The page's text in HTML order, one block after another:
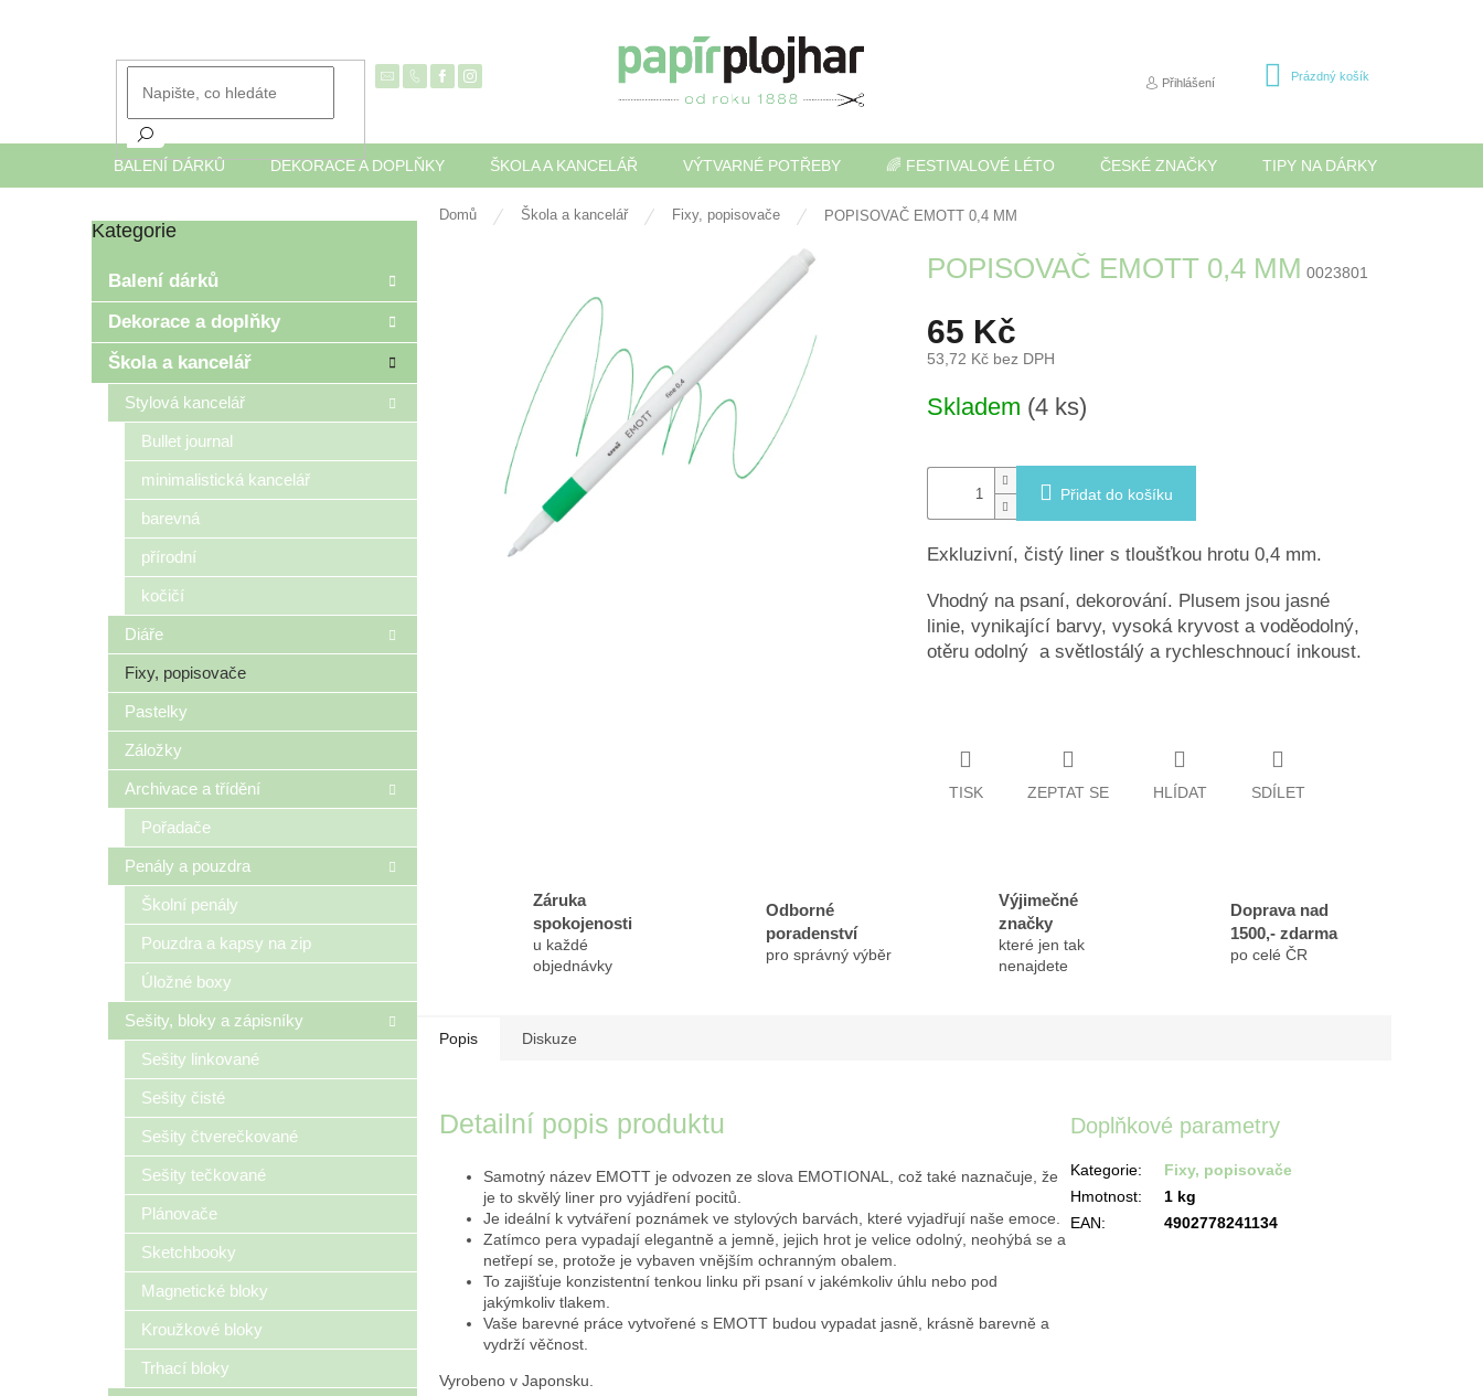
Přihlášení
NÁKUPNÍ
Prázdný košík
BALENÍ DÁRKŮ DEKORACE A DOPLŇKY ŠKOLA A KANCELÁŘ VÝTVARNÉ POTŘEBY 🌈 FESTIVALOVÉ LÉTO ČESKÉ ZNAČKY TIPY NA DÁRKY
Domů Škola a kancelář Fixy, popisovače POPISOVAČ EMOTT 0,4 MM
P
r
n
Přeskočit
Kategorie
Balení dárků
Dekorace a doplňky
Škola a kancelář
Stylová kancelář
Bullet journal
minimalistická kancelář
barevná
přírodní
kočičí
Diáře
Fixy, popisovače
Pastelky
Záložky
Archivace a třídění
Pořadače
Penály a pouzdra
Školní penály
Pouzdra a kapsy na zip
Úložné boxy
Sešity, bloky a zápisníky
Sešity linkované
Sešity čisté
Sešity čtverečkované
Sešity tečkované
Plánovače
Sketchbooky
Magnetické bloky
Kroužkové bloky
Trhací bloky
POPISOVAČ EMOTT 0,4 MM 0023801
65 Kč
53,72 Kč bez DPH
cena:
Skladem (4 ks)
Přidat do košíku
Exkluzivní, čistý liner s tloušťkou hrotu 0,4 mm.
Vhodný na psaní, dekorování. Plusem jsou jasné
linie, vynikající barvy, vysoká kryvost a voděodolný,
otěru odolný a světlostálý a rychleschnoucí inkoust.
TISK ZEPTAT SE HLÍDAT SDÍLET
Záruka
spokojenosti
u každé
objednávky
Odborné
poradenství
pro správný výběr
Výjimečné
značky
které jen tak
nenajdete
Doprava nad
1500,- zdarma
po celé ČR
Popis Diskuze
Detailní popis produktu
Samotný název EMOTT je odvozen ze slova EMOTIONAL, což také naznačuje, že
je to skvělý liner pro vyjádření pocitů.
Je ideální k vytváření poznámek ve stylových barvách, které vyjadřují naše emoce.
Zatímco pera vypadají elegantně a jemně, jejich hrot je velice odolný, neohýbá se a
netřepí se, protože je vybaven vnějším ochranným obalem.
To zajišťuje konzistentní tenkou linku při psaní v jakémkoliv úhlu nebo pod
jakýmkoliv tlakem.
Vaše barevné práce vytvořené s EMOTT budou vypadat jasně, krásně barevně a
vydrží věčnost.
Vyrobeno v Japonsku.
Doplňkové parametry
Kategorie:
Fixy, popisovače
Hmotnost:
1 kg
EAN: 4902778241134